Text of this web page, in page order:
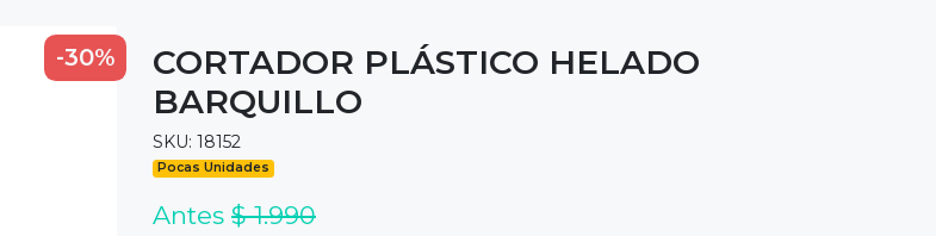
-30%
CORTADOR PLÁSTICO HELADO
BARQUILLO
SKU: 18152
Pocas Unidades
Antes $ 1.990